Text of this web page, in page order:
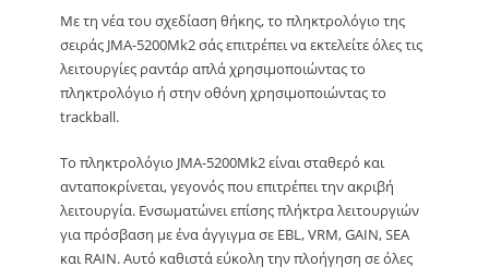
Με τη νέα του σχεδίαση θήκης, το πληκτρολόγιο της
σειράς JMA-5200Mk2 σάς επιτρέπει να εκτελείτε όλες τις
λειτουργίες ραντάρ απλά χρησιμοποιώντας το
πληκτρολόγιο ή στην οθόνη χρησιμοποιώντας το
trackball.
Το πληκτρολόγιο JMA-5200Mk2 είναι σταθερό και
ανταποκρίνεται, γεγονός που επιτρέπει την ακριβή
λειτουργία. Ενσωματώνει επίσης πλήκτρα λειτουργιών
για πρόσβαση με ένα άγγιγμα σε EBL, VRM, GAIN, SEA
και RAIN. Αυτό καθιστά εύκολη την πλοήγηση σε όλες